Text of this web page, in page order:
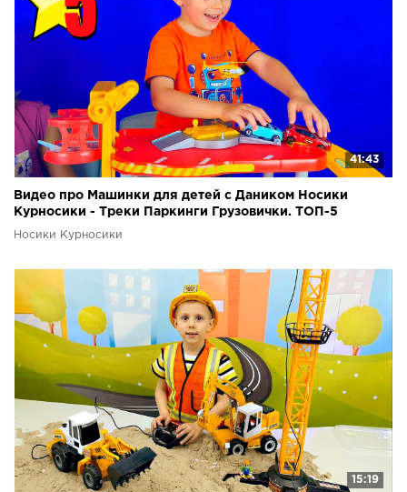
41:43
Видео про Машинки для детей с Даником Носики
Курносики - Треки Паркинги Грузовички. ТОП-5
Носики Курносики
15:19